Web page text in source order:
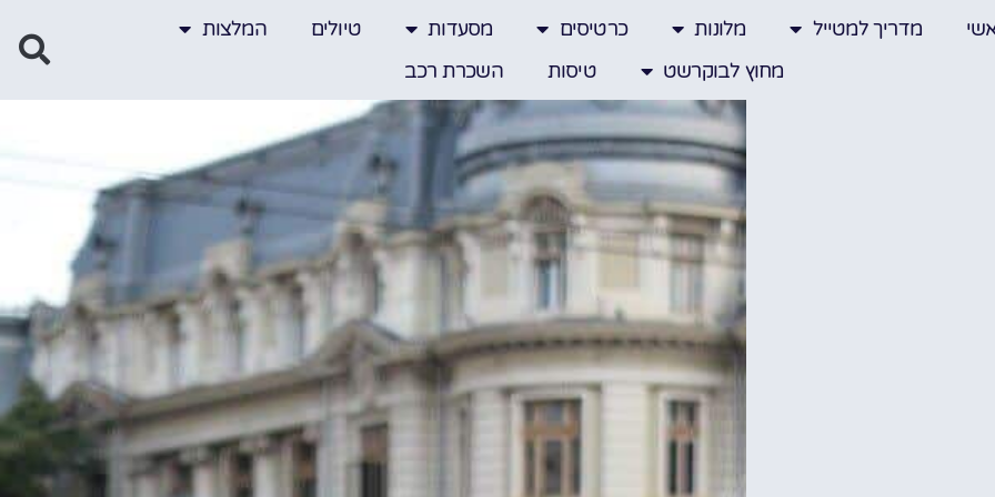
מדריך למטייל מלונות כרטיסים מסעדות טיולים
המלצות
מחוץ לבוקרשט
טיסות השכרת רכב